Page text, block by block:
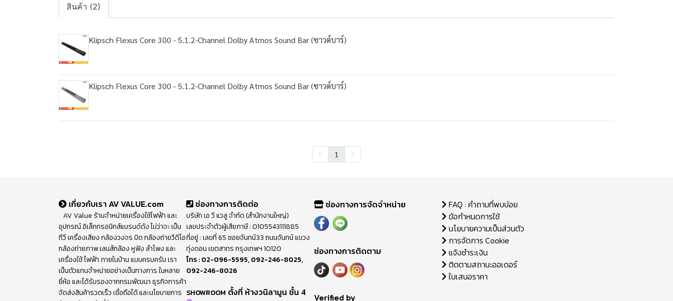
สินค้า (2)
Klipsch Flexus Core 300 - 5.1.2-Channel Dolby Atmos Sound Bar (ซาวด์บาร์)
Klipsch Flexus Core 300 - 5.1.2-Channel Dolby Atmos Sound Bar (ซาวด์บาร์)
1
เกี่ยวกับเรา AV VALUE.com
AV Value ร้านจำหน่ายเครื่องใช้ไฟฟ้า และ
อุปกรณ์ อิเล็กทรอนิกส์แบรนด์ดัง ไม่ว่าจะ เป็น
ทีวี เครื่องเสียง กล้องวงจร ปิด กล้องถ่ายวีดีโอ
กล้องถ่ายภาพ เลนส์กล้อง หูฟัง ลำโพง และ
เครื่องใช้ ไฟฟ้า ภายในบ้าน แบบครบครัน เรา
เป็นตัวแทนจำหน่ายอย่างเป็นทางการ ในหลาย
ยี่ห้อ และได้รับรองจากกรมพัฒนา ธุรกิจการค้า
จัดส่งสินค้ารวดเร็ว เชื่อถือได้ และนโยบายการ
ช่องทางการติดต่อ
บริษัท เอ วี แวลู จำกัด (สำนักงานใหญ่)
เลขประจำตัวผู้เสียภาษี : 0105543111885
ที่อยู่ : เลขที่ 65 ซอยจันทน์33 ถนนจันทน์ แขวง
ทุ่งดอน เขตสาทร กรุงเทพฯ 10120
โทร :02-096-5595,092-246-8025,
092-246-8026
SHOWROOM ตั้งที่ ห้างวนิลามูน ชั้น 4
ช่องทางการจัดจำหน่าย
ช่องทางการติดตาม
Verified by
FAQ : คำถามที่พบบ่อย
ข้อกำหนดการใช้
นโยบายความเป็นส่วนตัว
การจัดการ Cookie
แจ้งชำระเงิน
ติดตามสถานะออเดอร์
ใบเสนอราคา